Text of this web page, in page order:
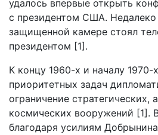
удалось впервые открыть
с президентом США. Недалеко
защищенной камере стоял
президентом [1].
К концу 1960-х и началу 1970-
приоритетных задач
ограничение стратегических,
космических вооружений [1].
благодаря усилиям